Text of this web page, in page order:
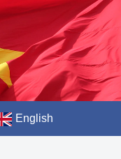
English